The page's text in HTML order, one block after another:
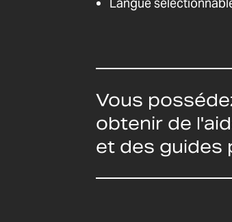
Vous
obtenir de
et des guides